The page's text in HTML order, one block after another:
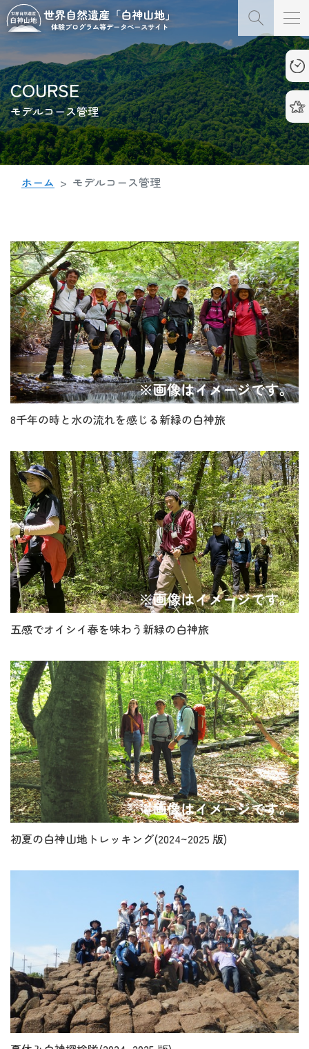
COURSE
モデルコース管理
ホーム モデルコース管理
8千年の時と水の流れを感じる新緑の白神旅
五感でオイシイ春を味わう新緑の白神旅
初夏の白神山地トレッキング(2024~2025 版)